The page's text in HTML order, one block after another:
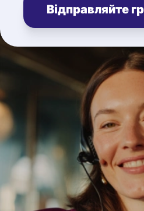
Відправляйте